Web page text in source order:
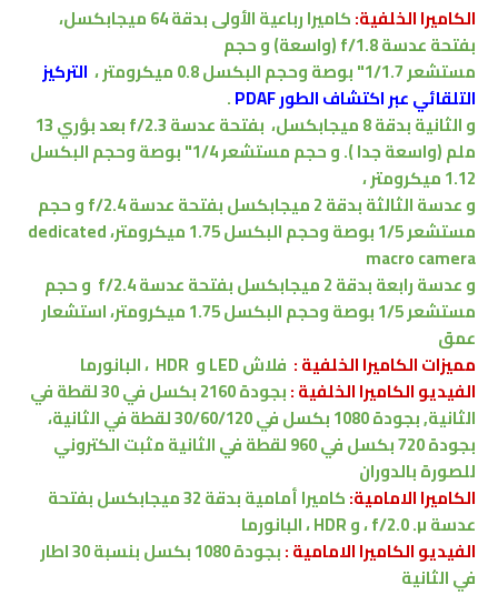
الكاميرا الخلفية:كاميرا رباعية
الأولى بدقة 64 ميجابكسل،
بفتحة عدسة f/1.8
(واسعة)و حجم
مستشعر1/1.7" بوصةوحجم البكسل 0.8 ميكرومتر ، التركيز
التلقائي عبر اكتشاف الطور PDAF
.
والثانيةبدقة 8 ميجابكسل، بفتحة عدسة f/2.3
بعد بؤري 13
ملم(واسعة جدا ).و حجم مستشعر1/4" بوصةوحجم البكسل
1.12 ميكرومتر
،
و عدسة الثالثة بدقة 2 ميجابكسل بفتحة عدسة f/2.4 و حجم
مستشعر 1/5 بوصة وحجم البكسل 1.75 ميكرومتر، dedicated
macro camera
و عدسة رابعة بدقة 2 ميجابكسل بفتحة عدسة f/2.4
و حجم
مستشعر 1/5 بوصة وحجم البكسل 1.75 ميكرومتر،
استشعار
عمق
مميزاتالكاميرا الخلفية : فلاش LED و
، البانورما
الفيديو الكاميرا الخلفية :
بجودة 2160 بكسل في 30 لقطة في
الثانية, بجودة 1080 بكسل في 30/60/120 لقطة في الثانية،
بجودة 720 بكسل في 960 لقطة في الثانية مثبت الكتروني
للصورة بالدوران
الكاميرا الامامية:كاميرا أماميةبدقة 32 ميجابكسل
بفتحة
عدسة f/2.0.µ ،و HDR
، البانورما
الفيديو الكاميراالامامية:
بجودة 1080 بكسل بنسبة 30 اطار
في الثانية